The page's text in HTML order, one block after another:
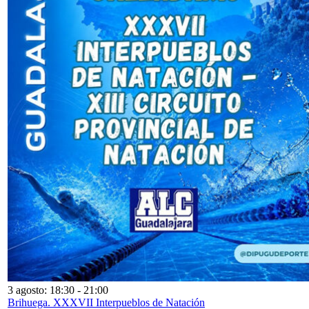
3 agosto: 18:30 - 21:00
Brihuega. XXXVII Interpueblos de Natación